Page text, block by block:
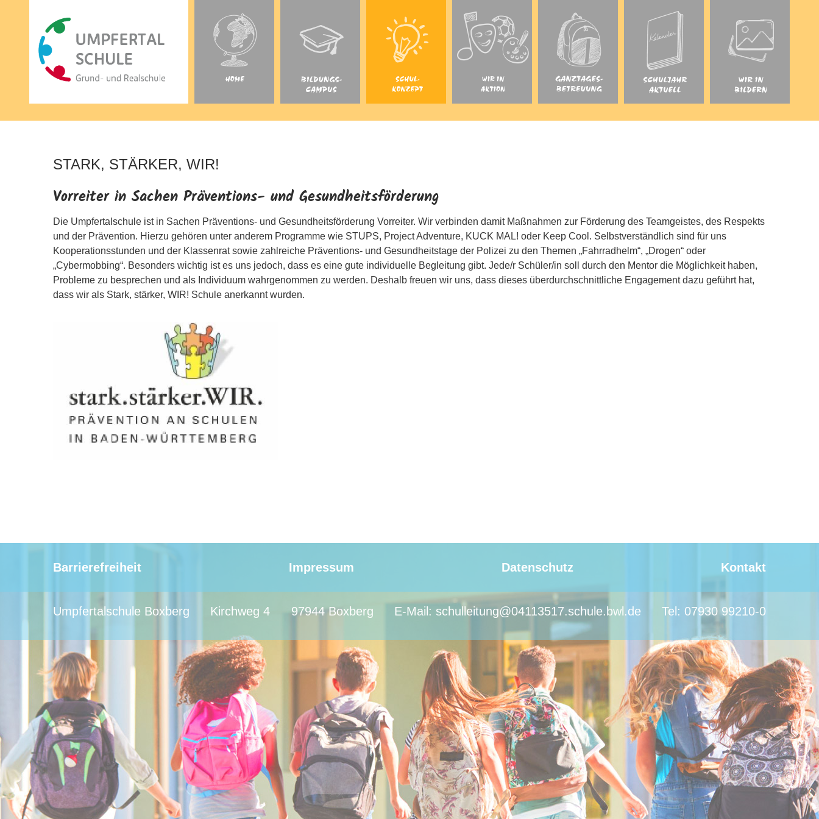
STARK, STÄRKER, WIR!
Vorreiter in Sachen Präventions- und Gesundheitsförderung
Die Umpfertalschule ist in Sachen Präventions- und Gesundheitsförderung Vorreiter. Wir verbinden damit Maßnahmen zur Förderung des Teamgeistes, des Respekts
und der Prävention. Hierzu gehören unter anderem Programme wie STUPS, Project Adventure, KUCK MAL! oder Keep Cool. Selbstverständlich sind für uns
Kooperationsstunden und der Klassenrat sowie zahlreiche Präventions- und Gesundheitstage der Polizei zu den Themen „Fahrradhelm“, „Drogen“ oder
„Cybermobbing“. Besonders wichtig ist es uns jedoch, dass es eine gute individuelle Begleitung gibt. Jede/r Schüler/in soll durch den Mentor die Möglichkeit haben,
Probleme zu besprechen und als Individuum wahrgenommen zu werden. Deshalb freuen wir uns, dass dieses überdurchschnittliche Engagement dazu geführt hat,
dass wir als Stark, stärker, WIR! Schule anerkannt wurden.
Barrierefreiheit Impressum Datenschutz Kontakt
Umpfertalschule Boxberg Kirchweg 4 97944 Boxberg E-Mail: schulleitung@04113517.schule.bwl.de Tel: 07930 99210-0